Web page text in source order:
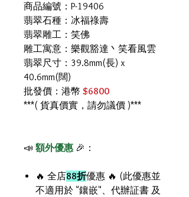
商品編號：P-19406
翡翠石種：冰福祿壽
翡翠雕工：笑佛
雕工寓意：樂觀豁達丶笑看風雲
翡翠尺寸：39.8mm(長) x
40.6mm(闊)
批發價：港幣 $6800
***( 貨真價實，請勿議價 )***
📣 額外優惠 🎉：
🔥 全店88折優惠 🔥 (此優惠並
不適用於 "鑲嵌"、代辦証書 及